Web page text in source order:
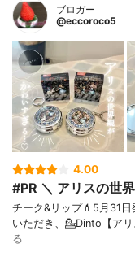
ブロガー
@eccoroco5
4.00
#PR ＼ アリスの世
チーク&リップ💄⁡5月31
いただき、⁡💁Dinto【ア
る